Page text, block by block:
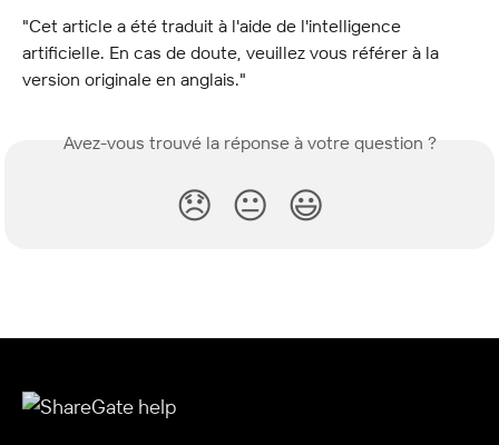
"Cet article a été traduit à l'aide de l'intelligence
artificielle. En cas de doute, veuillez vous référer à la
version originale en anglais."
Avez-vous trouvé la réponse à votre question ?
😞 😐 😃